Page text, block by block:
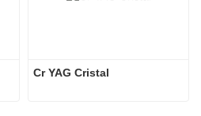
Cr YAG Cristal